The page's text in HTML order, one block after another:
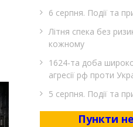
6 серпня. Події та
Літня спека без
кожному
1624-та доба
агресії рф проти
5 серпня. Події та
Пункти